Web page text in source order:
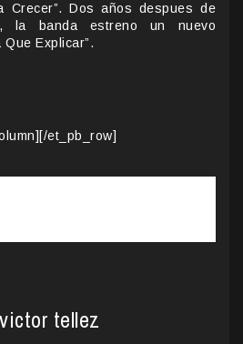
Crecer”. Dos años despues de
la banda estreno un nuevo
Explicar”.
et_pb_row]
victor tellez